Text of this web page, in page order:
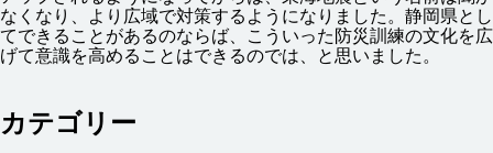
なくなり、より 広域で対策するようになりました。 静岡県とし
てできることがあるのならば、こういった防災訓練の文化を広
げて意識を高めることはできるのでは、と思いました。
カテゴリー